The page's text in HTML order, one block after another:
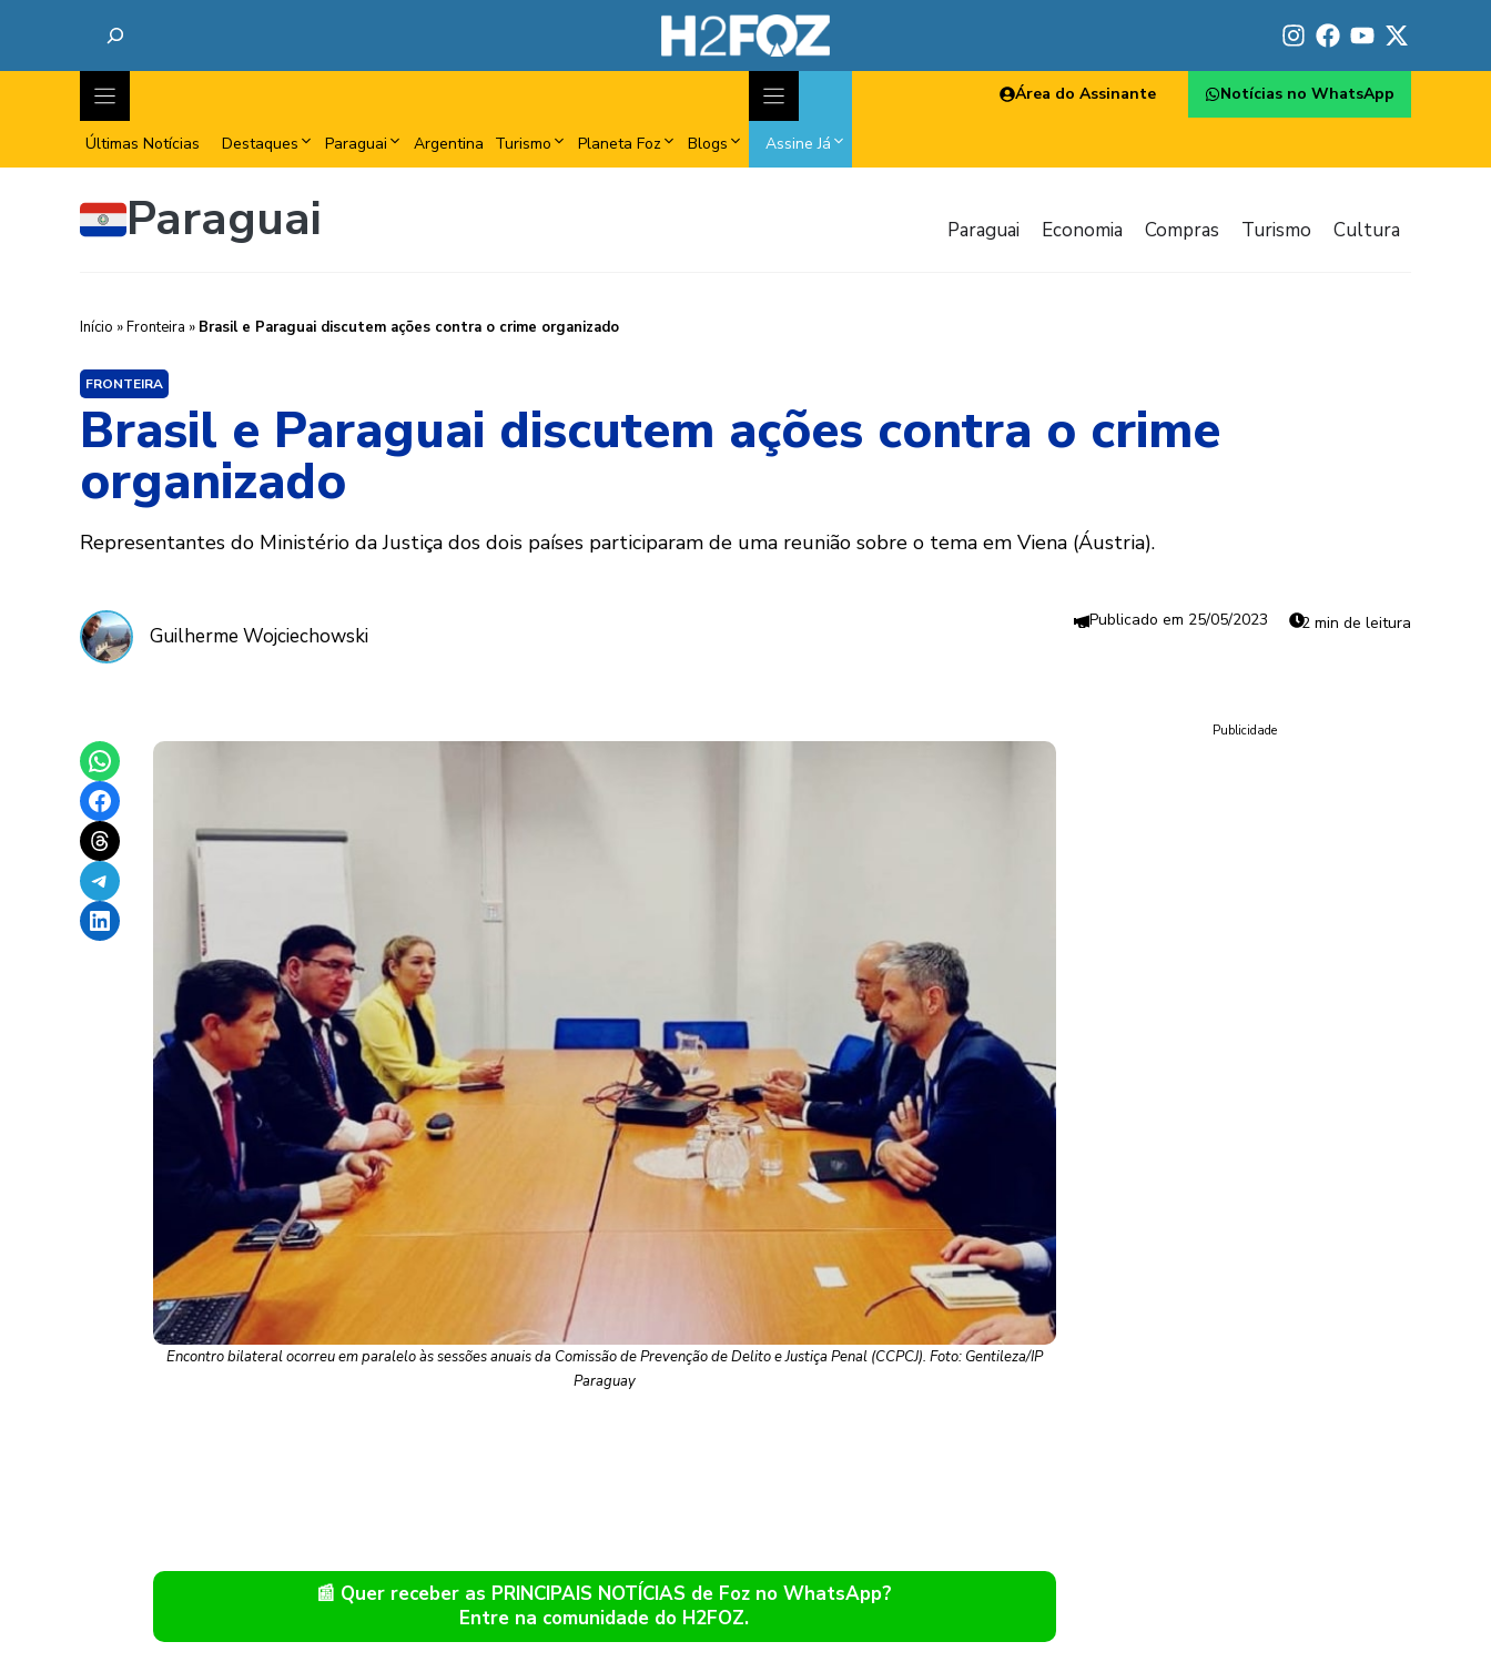
Últimas Notícias Destaques Paraguai Argentina Turismo Planeta Foz Blogs Assine Já
Área do Assinante Notícias no WhatsApp
Paraguai Paraguai Economia Compras Turismo Cultura
Início »Fronteira » Brasil e Paraguai discutem ações contra o crime organizado
FRONTEIRA
Brasil e Paraguai discutem ações contra o crime
organizado
Representantes do Ministério da Justiça dos dois países participaram de uma reunião sobre o tema em Viena (Áustria).
Guilherme Wojciechowski
25/05/2023 2 min de leitura
Share on WhatsApp
Share on Facebook
Share on Threads
Share on Telegram
Share on LinkedIn
Encontro bilateral ocorreu em paralelo às sessões anuais da Comissão de Prevenção de Delito e Justiça Penal (CCPCJ). Foto: Gentileza/IP
Paraguay
📰 Quer receber as PRINCIPAIS NOTÍCIAS de Foz no WhatsApp?
Entre na comunidade do H2FOZ.
Publicidade